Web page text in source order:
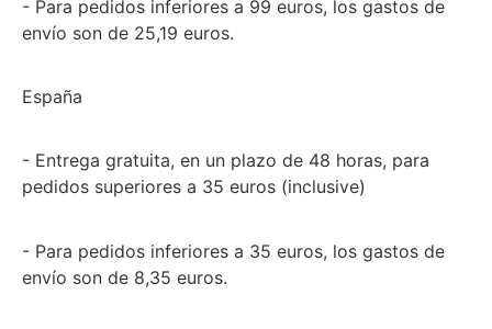
- Para pedidos inferiores a 99 euros, los gastos de
envío son de 25,19 euros.
España
- Entrega gratuita, en un plazo de 48 horas, para
pedidos superiores a 35 euros (inclusive)
- Para pedidos inferiores a 35 euros, los gastos de
envío son de 8,35 euros.